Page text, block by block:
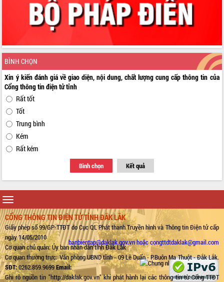
BÌNH CHỌN
Xin ý kiến đánh giá về giao diện, nội dung, chất lượng cung cấp thông tin của
Cổng thông tin điện tử tỉnh
Rất tốt
Tốt
Trung bình
Kém
Rất kém
Bình chọn Kết quả
Toggle
navigation
CỔNG THÔNG TIN ĐIỆN TỬ TỈNH ĐẮK LẮK
Giấy phép số 99/GP-TTĐT do Cục QL Phát thanh Truyền hình và Thông tin Điện tử cấp
ngày 14/05/2010
Cơ quan chủ quản: Ủy ban nhân dân tỉnh Đắk Lắk
Cơ quan thường trực: Văn phòng UBND tỉnh - 09 Lê Duẩn - P.Buôn Ma Thuột - Đắk Lắk.
SĐT:0262.859.9699Email:
banbientap@daklak.gov.vn hoặc congttdtdaklak@gmail.com
Ghi rõ nguồn tin "http://daklak.gov.vn" khi phát hành lại các thông tin từ Cổng TTĐT